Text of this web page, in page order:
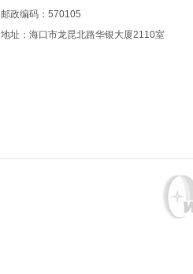
邮政编码：570105
地址：海口市龙昆北路华银大厦2110室